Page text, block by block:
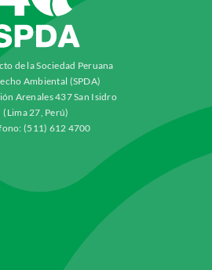
de la Sociedad Peruana
Ambiental (SPDA)
Arenales 437 San Isidro
(Lima 27, Perú)
(511) 612 4700